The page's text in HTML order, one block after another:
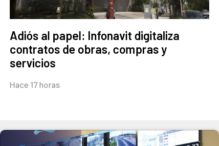
Adiós al papel: Infonavit digitaliza
contratos de obras, compras y
servicios
Hace 17 horas